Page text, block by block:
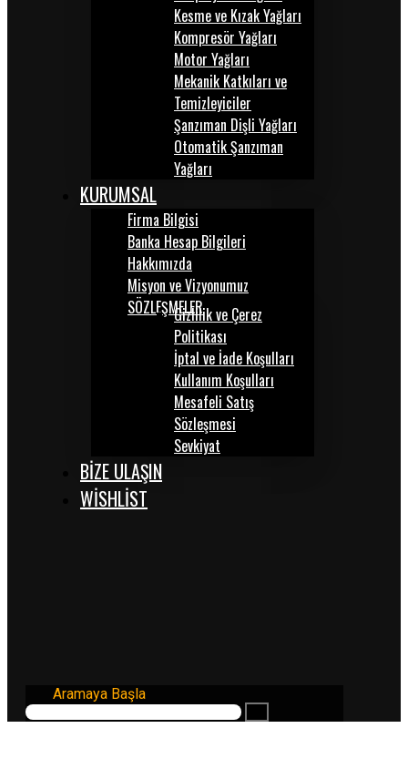
Kesme ve Kızak Yağları
Kompresör Yağları
Motor Yağları
Mekanik Katkıları ve
Temizleyiciler
Şanzıman Dişli Yağları
Otomatik Şanzıman
Yağları
KURUMSAL
Firma Bilgisi
Banka Hesap Bilgileri
Hakkımızda
Misyon ve Vizyonumuz
SÖZLEŞMELERGizlilik ve Çerez
Politikası
İptal ve İade Koşulları
Kullanım Koşulları
Mesafeli Satış
Sözleşmesi
Sevkiyat
BİZE ULAŞIN
WISHLIST
Aramaya Başla